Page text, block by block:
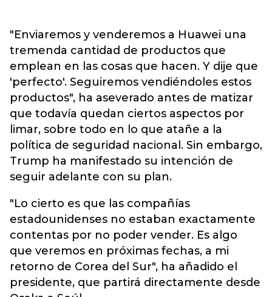
"Enviaremos y venderemos a Huawei una
tremenda cantidad de productos que
emplean en las cosas que hacen. Y dije que
'perfecto'. Seguiremos vendiéndoles estos
productos", ha aseverado antes de matizar
que todavía quedan ciertos aspectos por
limar, sobre todo en lo que atañe a la
política de seguridad nacional. Sin embargo,
Trump ha manifestado su intención de
seguir adelante con su plan.
"Lo cierto es que las compañías
estadounidenses no estaban exactamente
contentas por no poder vender. Es algo
que veremos en próximas fechas, a mi
retorno de Corea del Sur", ha añadido el
presidente, que partirá directamente desde